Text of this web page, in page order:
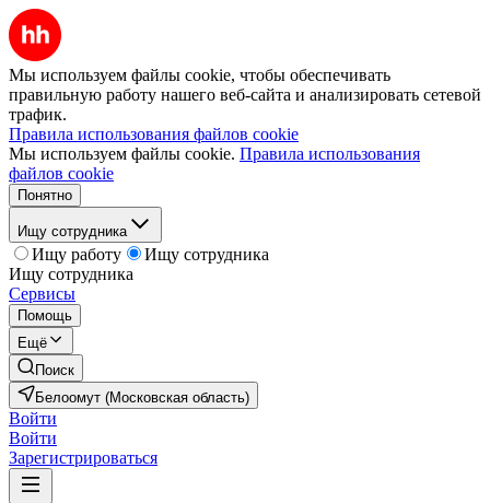
Мы используем файлы cookie, чтобы обеспечивать
правильную работу нашего веб-сайта и анализировать сетевой
трафик.
Правила использования файлов cookie
Мы используем файлы cookie. Правила использования
файлов cookie
Понятно
Ищу сотрудника
Ищу работу
Ищу сотрудника
Ищу сотрудника
Сервисы
Помощь
Ещё
Поиск
Белоомут (Московская область)
Войти
Войти
Зарегистрироваться